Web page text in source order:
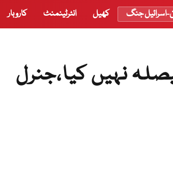
اسرائیل جنگ کھیل انٹرٹینمنٹ کاروبار
نہیں کیا،جنرل